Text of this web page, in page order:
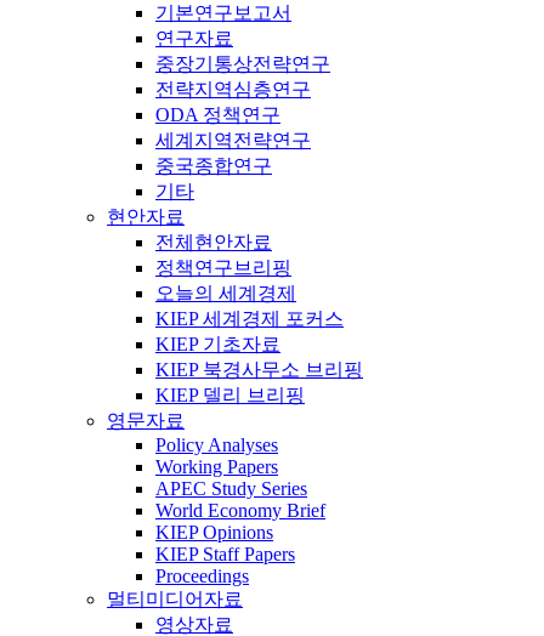
기본연구보고서
연구자료
중장기통상전략연구
전략지역심층연구
ODA 정책연구
세계지역전략연구
중국종합연구
기타
현안자료
전체현안자료
정책연구브리핑
오늘의 세계경제
KIEP 세계경제 포커스
KIEP 기초자료
KIEP 북경사무소 브리핑
KIEP 델리 브리핑
영문자료
Policy Analyses
Working Papers
APEC Study Series
World Economy Brief
KIEP Opinions
KIEP Staff Papers
Proceedings
멀티미디어자료
영상자료